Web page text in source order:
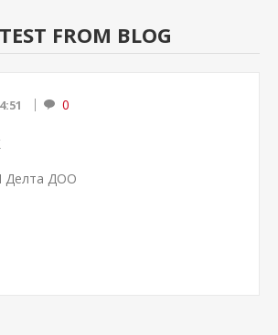
FROM BLOG
0
Делта ДОО